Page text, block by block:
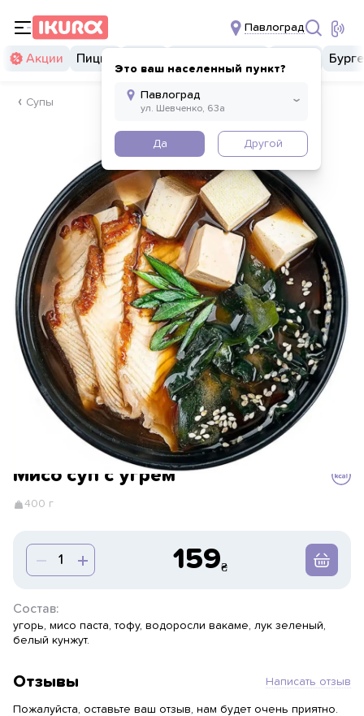
Павлоград
Это ваш населенный пункт?
Да Другой
Акции Пицца
Супы
Мисо суп с угрем
400 г
159
Состав:
угорь, мисо паста, тофу, водоросли вакаме, лук зеленый,
белый кунжут.
Отзывы Написать отзыв
Пожалуйста, оставьте ваш отзыв, нам будет очень приятно.